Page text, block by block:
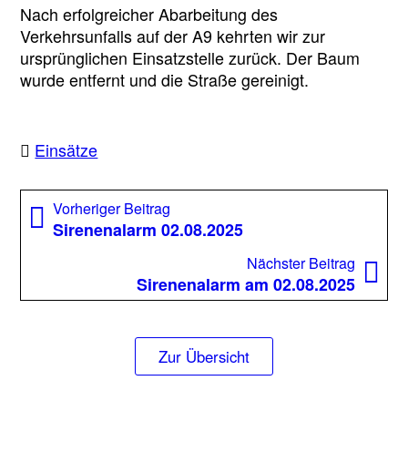
Nach erfolgreicher Abarbeitung des
Verkehrsunfalls auf der A9 kehrten wir zur
ursprünglichen Einsatzstelle zurück. Der Baum
wurde entfernt und die Straße gereinigt.
Einsätze
Beitragsnavigation
Vorheriger Beitrag
Beitrag:
Sirenenalarm 02.08.2025
Nächster Beitrag
Sirenenalarm am 02.08.2025
Zur Übersicht